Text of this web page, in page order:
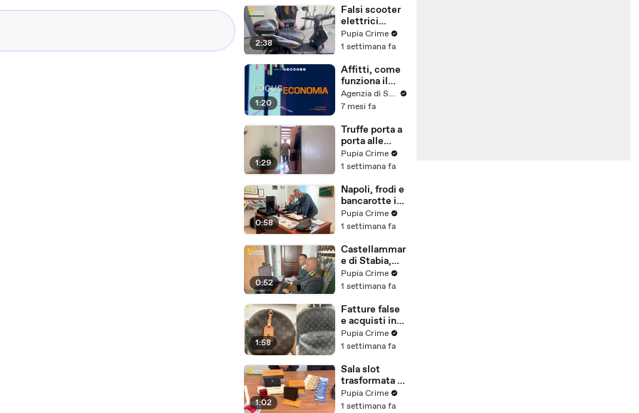
(31.07.26)
2:38
Falsi scooter
elettrici
venduti come
e-bike:
5 milioni
(30.07.26)
Pupia Crime
1 settimana fa
1:20
Affitti, come
funziona il
canone
concordato
Agenzia di Stampa ITALPRESS
7 mesi fa
1:29
Truffe porta a
porta alle
anziane: in 6 a
processo,
vittime in
tutta Italia
(30.07.26)
Pupia Crime
1 settimana fa
0:58
Napoli, frodi e
bancarotte in
commercio
vini:
7,8 milioni
(30.07.26)
Pupia Crime
1 settimana fa
0:52
Castellammar
e di Stabia,
evasione
fiscale:
beni per 1,6
milioni ad un
consorzio
navale
(29.07.26)
Pupia Crime
1 settimana fa
1:58
Fatture false
e acquisti in
nero, blitz
contro rete di
cinesi
sequestri per
8,5 milioni
(29.07.26)
Pupia Crime
1 settimana fa
1:02
Sala slot
trasformata in
"bancomat":
sequestrati
Pupia Crime
1 settimana fa